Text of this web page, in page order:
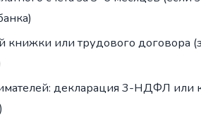
книжки или трудового договора
декларация 3-НДФЛ или